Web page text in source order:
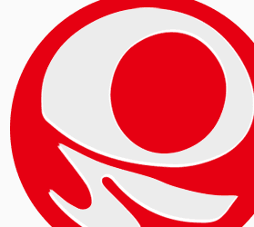
clave para moler los
materiales de prima
aplastamiento.